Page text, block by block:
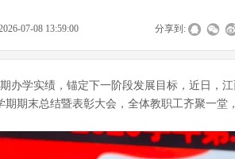
07-08 13:59:00 分享到:
学实绩，锚定下一阶段发展目标，近日，江
期期末总结暨表彰大会，全体教职工齐聚一堂